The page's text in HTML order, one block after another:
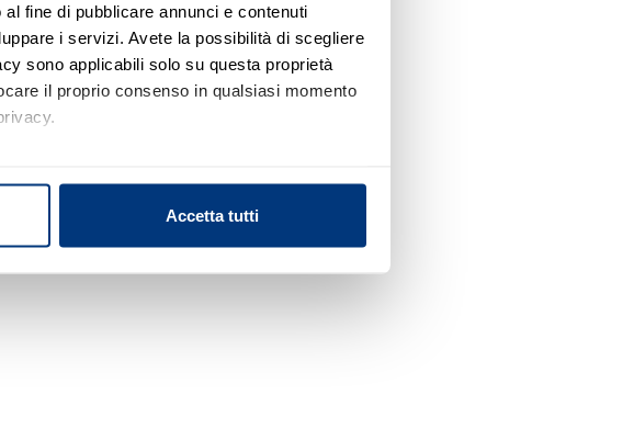
fine di pubblicare annunci e contenuti
i servizi. Avete la possibilità di scegliere
sono applicabili solo su questa proprietà
il proprio consenso in qualsiasi momento
di caratteristiche specifiche (impronte
Accetta tutti
filtri o